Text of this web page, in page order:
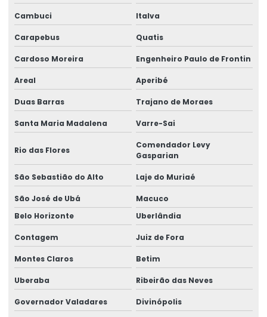
Etiquetas Para Produtos Alimentícios
Etiquetas Para Produtos Artesanais E Industriais
Etiquetas Para Produtos Farmacêuticos E Cosméticos
Etiquetas Para Roupas Com Código De Barras
Etiquetas Para Uso Comercial E Industrial
Etiquetas Personalizadas Para Vendas Online
Etiquetas Proporcionais A Preços Acessíveis
Etiquetas Resistentes À Água E Óleo
Fabricação De Etiquetas Adesivas Personalizadas
Fabricação De Etiquetas De Bopp Metalizado
Fabricante De Etiquetas Para Loja
Fabricante De Rótulos Adesivos Personalizados
Cambuci Italva
Carapebus Quatis
Cardoso Moreira Engenheiro Paulo de Frontin
Areal Aperibé
Duas Barras Trajano de Moraes
Santa Maria Madalena Varre-Sai
Rio das Flores
Comendador Levy
Gasparian
São Sebastião do Alto Laje do Muriaé
São José de Ubá
Macuco
Belo Horizonte
Uberlândia
Contagem Juiz de Fora
Montes Claros Betim
Uberaba Ribeirão das Neves
Governador Valadares Divinópolis